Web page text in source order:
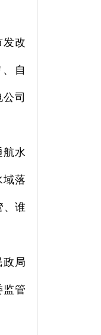
发改
自
司
航水
域落
、谁
政局
监管